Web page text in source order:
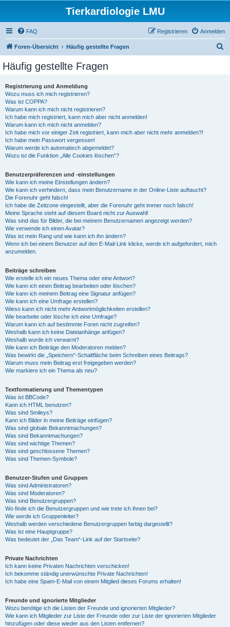
Tierkardiologie LMU
FAQ Anmelden
Registrieren
Foren-Übersicht Häufig gestellte Fragen
Häufig gestellte Fragen
Registrierung und Anmeldung
Wozu muss ich mich registrieren?
Was ist COPPA?
Warum kann ich mich nicht registrieren?
Ich habe mich registriert, kann mich aber nicht anmelden!
Warum kann ich mich nicht anmelden?
Ich habe mich vor einiger Zeit registriert, kann mich aber nicht mehr anmelden?!
Ich habe mein Passwort vergessen!
Warum werde ich automatisch abgemeldet?
Wozu ist die Funktion „Alle Cookies löschen“?
Benutzerpräferenzen und -einstellungen
Wie kann ich meine Einstellungen ändern?
Wie kann ich verhindern, dass mein Benutzername in der Online-Liste auftaucht?
Die Forenuhr geht falsch!
Ich habe die Zeitzone eingestellt, aber die Forenuhr geht immer noch falsch!
Meine Sprache steht auf diesem Board nicht zur Auswahl!
Was sind das für Bilder, die bei meinem Benutzernamen angezeigt werden?
Wie verwende ich einen Avatar?
Was ist mein Rang und wie kann ich ihn ändern?
Wenn ich bei einem Benutzer auf den E-Mail-Link klicke, werde ich aufgefordert, mich
anzumelden.
Beiträge schreiben
Wie erstelle ich ein neues Thema oder eine Antwort?
Wie kann ich einen Beitrag bearbeiten oder löschen?
Wie kann ich meinem Beitrag eine Signatur anfügen?
Wie kann ich eine Umfrage erstellen?
Wieso kann ich nicht mehr Antwortmöglichkeiten erstellen?
Wie bearbeite oder lösche ich eine Umfrage?
Warum kann ich auf bestimmte Foren nicht zugreifen?
Weshalb kann ich keine Dateianhänge anfügen?
Weshalb wurde ich verwarnt?
Wie kann ich Beiträge den Moderatoren melden?
Was bewirkt die „Speichern“-Schaltfläche beim Schreiben eines Beitrags?
Warum muss mein Beitrag erst freigegeben werden?
Wie markiere ich ein Thema als neu?
Textformatierung und Thementypen
Was ist BBCode?
Kann ich HTML benutzen?
Was sind Smileys?
Kann ich Bilder in meine Beiträge einfügen?
Was sind globale Bekanntmachungen?
Was sind Bekanntmachungen?
Was sind wichtige Themen?
Was sind geschlossene Themen?
Was sind Themen-Symbole?
Benutzer-Stufen und Gruppen
Was sind Administratoren?
Was sind Moderatoren?
Was sind Benutzergruppen?
Wo finde ich die Benutzergruppen und wie trete ich ihnen bei?
Wie werde ich Gruppenleiter?
Weshalb werden verschiedene Benutzergruppen farbig dargestellt?
Was ist eine Hauptgruppe?
Was bedeutet der „Das Team“-Link auf der Startseite?
Private Nachrichten
Ich kann keine Privaten Nachrichten verschicken!
Ich bekomme ständig unerwünschte Private Nachrichten!
Ich habe eine Spam-E-Mail von einem Mitglied dieses Forums erhalten!
Freunde und ignorierte Mitglieder
Wozu benötige ich die Listen der Freunde und ignorierten Mitglieder?
Wie kann ich Mitglieder zur Liste der Freunde oder zur Liste der ignorierten Mitglieder
hinzufügen oder diese wieder aus den Listen entfernen?